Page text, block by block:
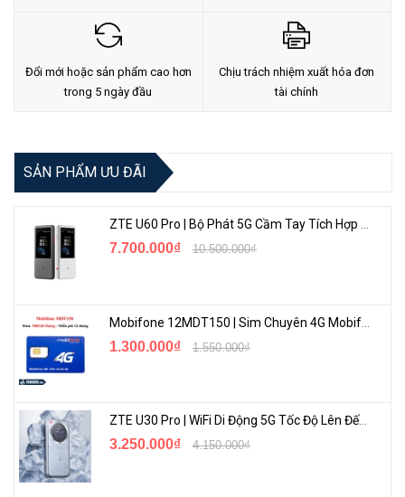
Đổi mới hoặc sản phẩm cao hơn
trong 5 ngày đầu
Chịu trách nhiệm xuất hóa đơn
tài chính
SẢN PHẨM ƯU ĐÃI
ZTE U60 Pro | Bộ Phát 5G Cầm Tay Tích Hợp Công Nghệ WiFi 7, Pin 10000mAh
7.700.000₫ 10.500.000₫
1.300.000₫ 1.550.000₫
ZTE U30 Pro | WiFi Di Động 5G Tốc Độ Lên Đến 500Mbps, Màn Hình Cảm Ứng
3.250.000₫ 4.150.000₫